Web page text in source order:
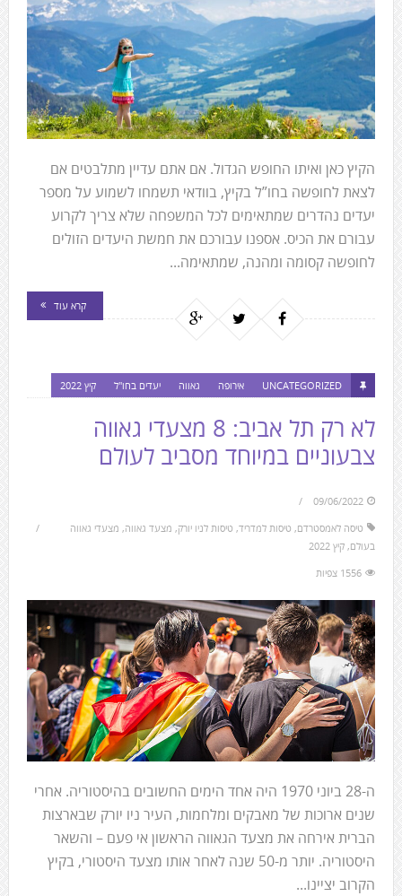
הקיץ כאן ואיתו החופש הגדול. אם אתם עדיין מתלבטים אם
לצאת לחופשה בחו”ל בקיץ, בוודאי תשמחו לשמוע על מספר
יעדים נהדרים שמתאימים לכל המשפחה שלא צריך לקרוע
עבורם את הכיס. אספנו עבורכם את חמשת היעדים הזולים
לחופשה קסומה ומהנה, שמתאימה...
קרא עוד
UNCATEGORIZED אירופה גאווה יעדים בחו"ל קיץ 2022
לא רק תל אביב: 8 מצעדי גאווה
צבעוניים במיוחד מסביב לעולם
09/06/2022
טיסה לאמסטרדם, טיסות למדריד, טיסות לניו יורק, מצעד גאווה, מצעדי גאווה
בעולם, קיץ 2022
1556 צפיות
ה-28 ביוני 1970 היה אחד הימים החשובים בהיסטוריה. אחרי
שנים ארוכות של מאבקים ומלחמות, העיר ניו יורק שבארצות
הברית אירחה את מצעד הגאווה הראשון אי פעם – והשאר
היסטוריה. יותר מ-50 שנה לאחר אותו מצעד היסטורי, בקיץ
הקרוב יציינו...